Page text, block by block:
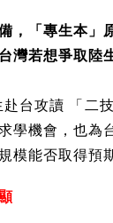
，「專生本」
灣若想爭取陸
台攻讀 「二
學機會，也為
模能否取得預